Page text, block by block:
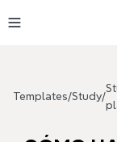
Templates/Study/